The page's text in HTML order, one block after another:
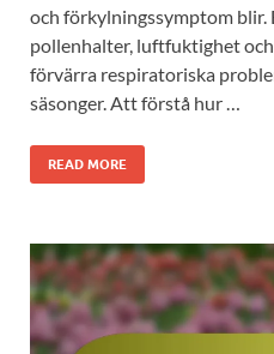
och förkylningssymptom
pollenhalter, luftfuktighet
förvärra respiratoriska
säsonger. Att förstå hur …
READ MORE